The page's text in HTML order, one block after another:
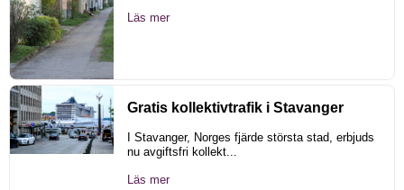
Läs mer
Gratis kollektivtrafik i Stavanger
I Stavanger, Norges fjärde största stad, erbjuds
nu avgiftsfri kollekt...
Läs mer